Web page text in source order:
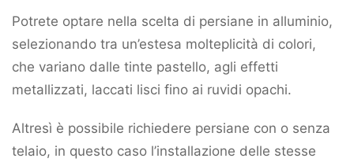
Potrete optare nella scelta di persiane in alluminio,
selezionando tra un’estesa molteplicità di colori,
che variano dalle tinte pastello, agli effetti
metallizzati, laccati lisci fino ai ruvidi opachi.
Altresì è possibile richiedere persiane con o senza
telaio, in questo caso l’installazione delle stesse